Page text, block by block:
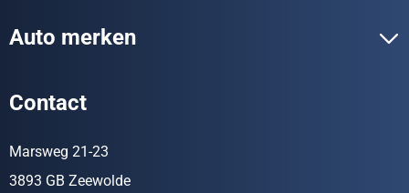
Auto merken
Contact
Marsweg 21-23
3893 GB Zeewolde